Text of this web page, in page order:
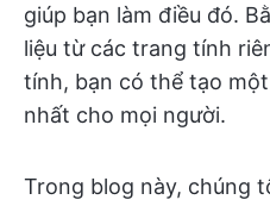
giúp bạn làm điều đó.
liệu từ các trang tính
tính, bạn có thể tạo
nhất cho mọi người.
Trong blog này, chúng